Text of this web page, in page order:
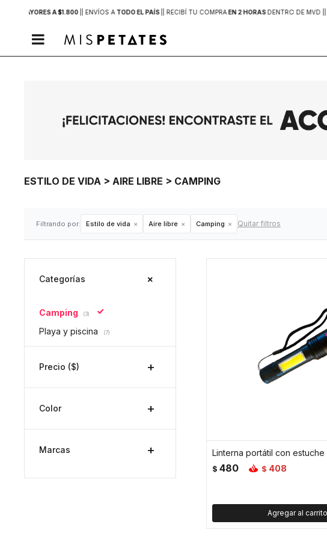
MAYORES A $1.800 | ENVÍOS A TODO EL PAÍS | RECIBÍ TU COMPRAEN 2 HORASDENTRO DE MVD |

ESTILO DE VIDA > AIRE LIBRE > CAMPING
Filtrando por: Estilo de vida Aire libre Camping Quitar filtros
$ 480 $ 408
Categorías
Camping (3)
Playa y piscina (7)
Precio ($)
Color
Marcas